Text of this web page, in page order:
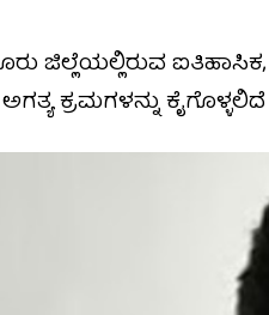
ಜಿಲ್ಲೆಯಲ್ಲಿರುವ
ಕ್ರಮಗಳನ್ನು